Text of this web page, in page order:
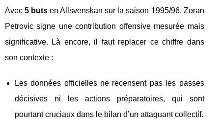
Avec5 buts en Allsvenskan sur la saison 1995/96, Zoran
Petrovic signe une contribution offensive mesurée mais
significative. Là encore, il faut replacer ce chiffre dans
son contexte :
Les données officielles ne recensent pas les passes
décisives ni les actions préparatoires, qui sont
pourtant cruciaux dans le bilan d’un attaquant collectif.